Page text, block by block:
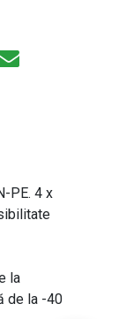
PE. 4 x
la
de la -40